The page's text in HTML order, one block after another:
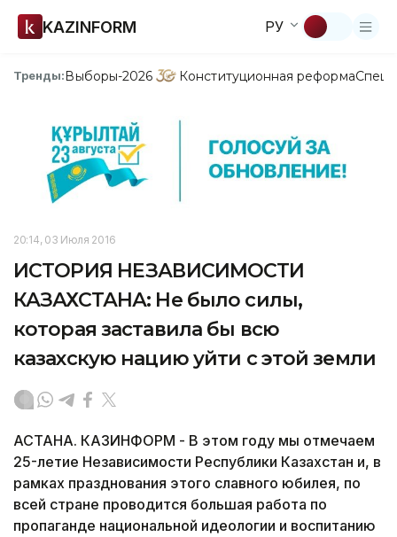
KAZINFORM РУ
Тренды:Выборы-2026 Конституционная реформа
20:14, 03 Июля 2016
ИСТОРИЯ НЕЗАВИСИМОСТИ
КАЗАХСТАНА: Не было силы,
которая заставила бы всю
казахскую нацию уйти с этой земли
АСТАНА. КАЗИНФОРМ - В этом году мы отмечаем
25-летие Независимости Республики Казахстан и, в
рамках празднования этого славного юбилея, по
всей стране проводится большая работа по
пропаганде национальной идеологии и воспитанию